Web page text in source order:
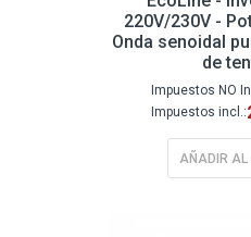
220V/230V -
Onda senoidal
de
AÑADIR AL